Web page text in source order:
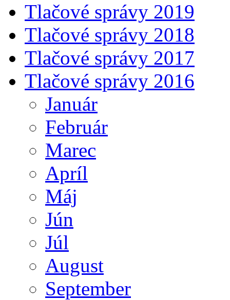
Tlačové správy 2019
Tlačové správy 2018
Tlačové správy 2017
Tlačové správy 2016
Január
Február
Marec
Apríl
Máj
Jún
Júl
August
September